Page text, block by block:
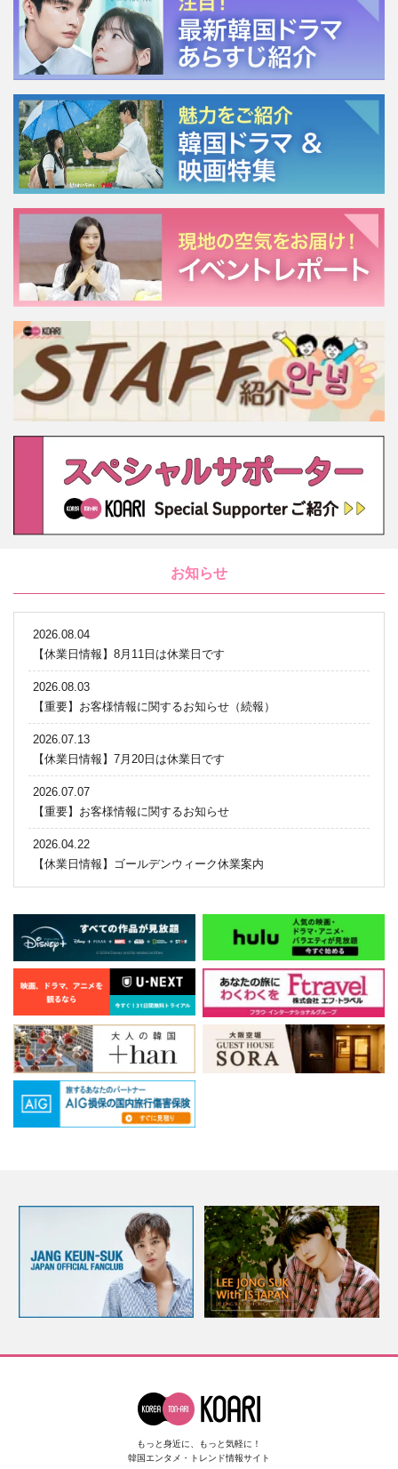
お知らせ
2026.08.04
【休業日情報】8月11日は休業日です
2026.08.03
【重要】お客様情報に関するお知らせ（続報）
2026.07.13
【休業日情報】7月20日は休業日です
2026.07.07
【重要】お客様情報に関するお知らせ
2026.04.22
【休業日情報】ゴールデンウィーク休業案内
もっと身近に、もっと気軽に！
韓国エンタメ・トレンド情報サイト